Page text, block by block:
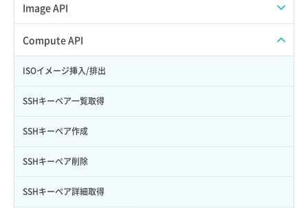
Credential作成
Credential削除
Credential詳細取得
サブユーザーからロールを紐づけ解除
サブユーザーにロールを紐づけ
サブユーザー一覧取得
サブユーザー作成
スナップショット一覧取得
スナップショット作成
スナップショット削除
スナップショット復元
スナップショット詳細一覧取得
スナップショット詳細取得（アイテム指定）
バックアップリストア
Image API
ISOイメージアップロード
ISOイメージ作成
イメージ一覧取得
イメージ保存使用量取得
イメージ保存容量取得
イメージ保存容量変更
Compute API
ISOイメージ挿入/排出
SSHキーペア一覧取得
SSHキーペア作成
SSHキーペア削除
SSHキーペア詳細取得